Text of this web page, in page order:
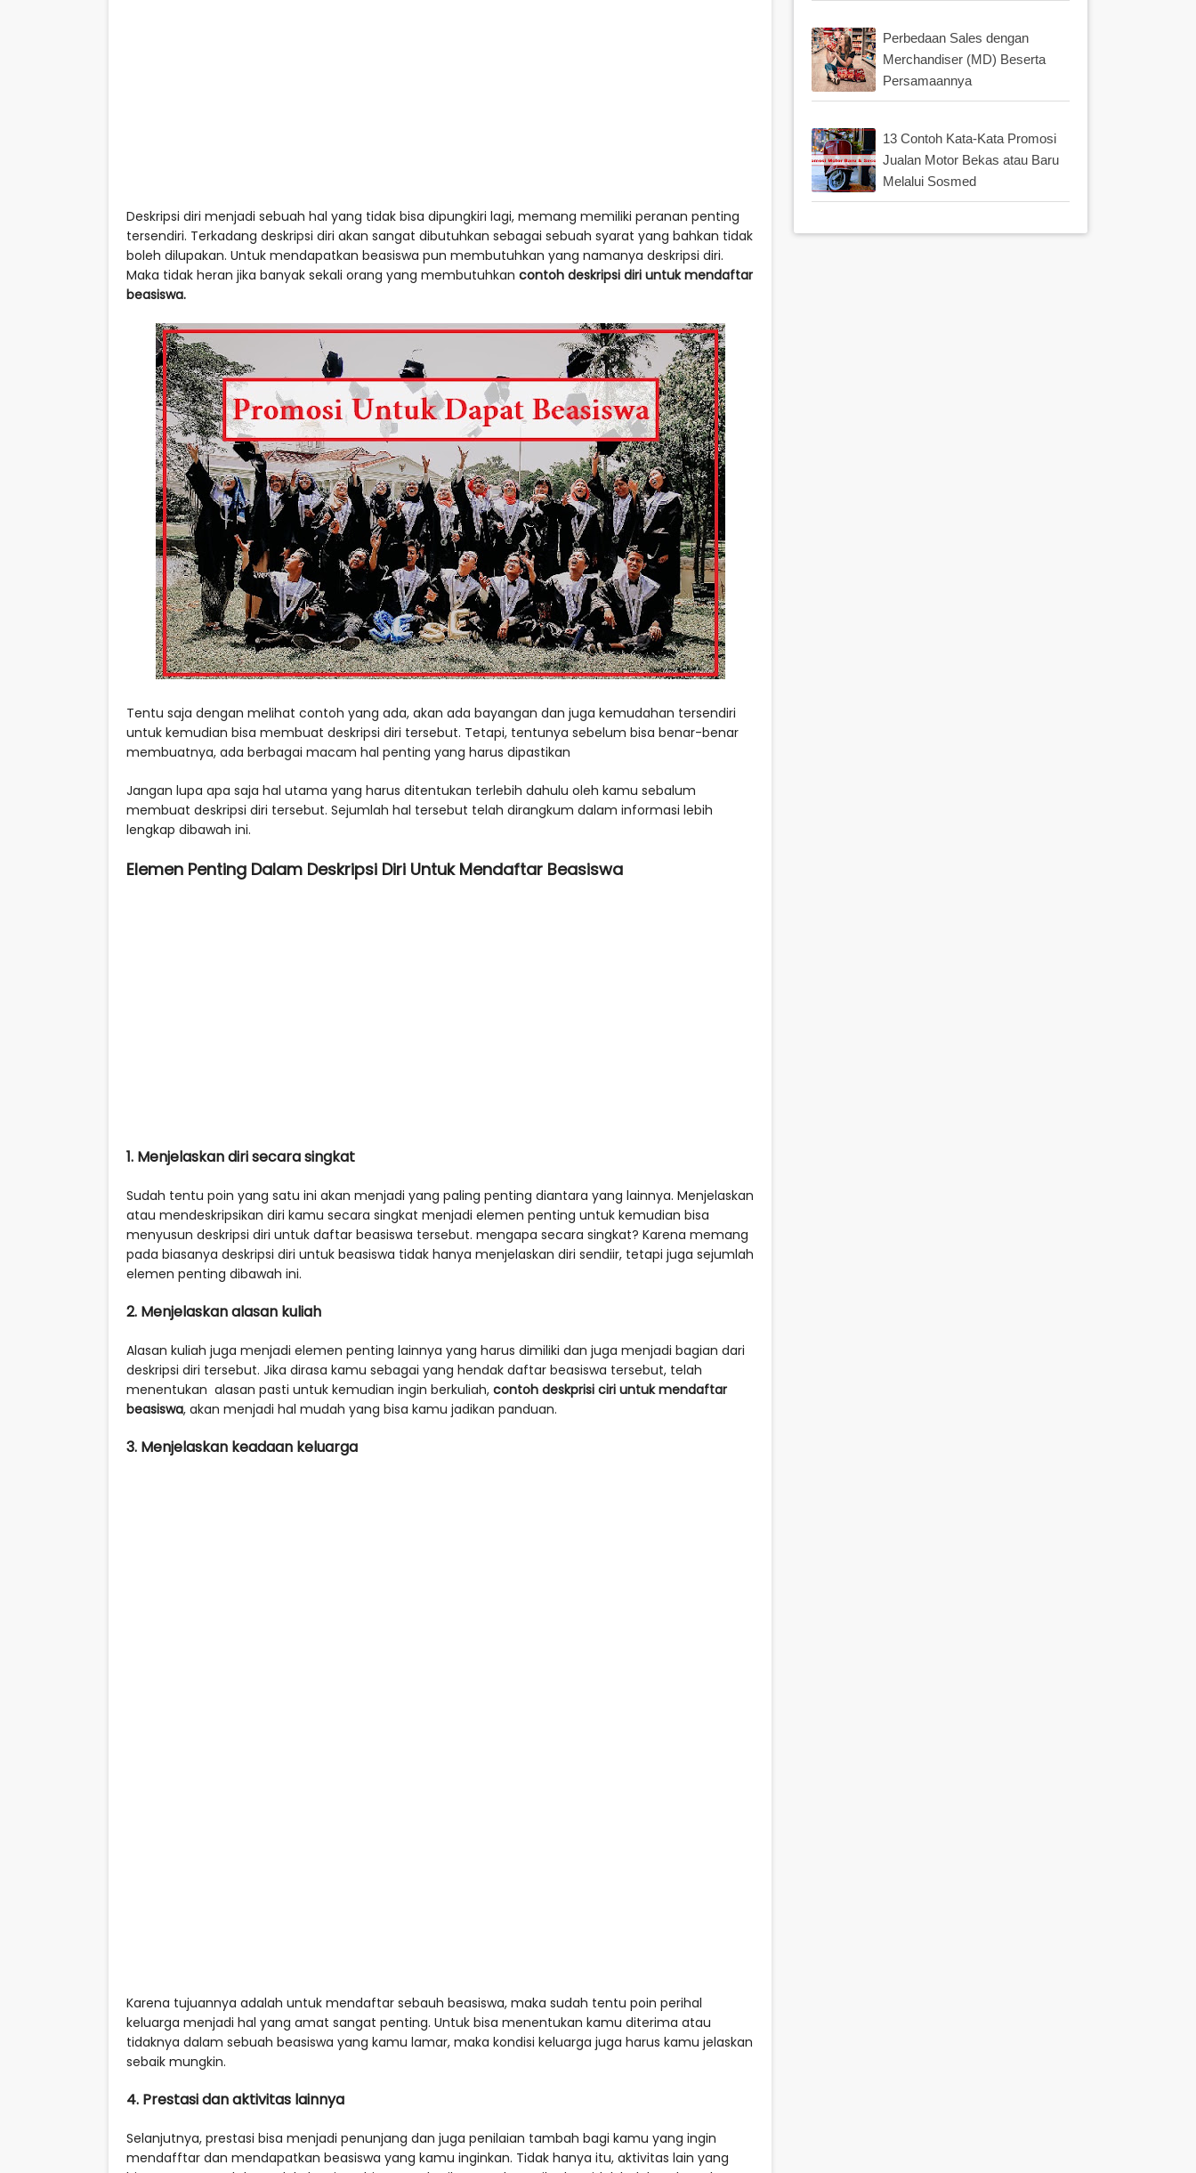
Deskripsi diri menjadi sebuah hal yang tidak bisa dipungkiri lagi, memang memiliki peranan penting
tersendiri. Terkadang deskripsi diri akan sangat dibutuhkan sebagai sebuah syarat yang bahkan tidak
boleh dilupakan. Untuk mendapatkan beasiswa pun membutuhkan yang namanya deskripsi diri.
Maka tidak heran jika banyak sekali orang yang membutuhkan contoh deskripsi diri untuk mendaftar
beasiswa.
Tentu saja dengan melihat contoh yang ada, akan ada bayangan dan juga kemudahan tersendiri
untuk kemudian bisa membuat deskripsi diri tersebut. Tetapi, tentunya sebelum bisa benar-benar
membuatnya, ada berbagai macam hal penting yang harus dipastikan
Jangan lupa apa saja hal utama yang harus ditentukan terlebih dahulu oleh kamu sebalum
membuat deskripsi diri tersebut. Sejumlah hal tersebut telah dirangkum dalam informasi lebih
lengkap dibawah ini.
Elemen Penting Dalam Deskripsi Diri Untuk Mendaftar Beasiswa
1. Menjelaskan diri secara singkat
Sudah tentu poin yang satu ini akan menjadi yang paling penting diantara yang lainnya. Menjelaskan
atau mendeskripsikan diri kamu secara singkat menjadi elemen penting untuk kemudian bisa
menyusun deskripsi diri untuk daftar beasiswa tersebut. mengapa secara singkat? Karena memang
pada biasanya deskripsi diri untuk beasiswa tidak hanya menjelaskan diri sendiir, tetapi juga sejumlah
elemen penting dibawah ini.
2. Menjelaskan alasan kuliah
Alasan kuliah juga menjadi elemen penting lainnya yang harus dimiliki dan juga menjadi bagian dari
deskripsi diri tersebut. Jika dirasa kamu sebagai yang hendak daftar beasiswa tersebut, telah
menentukan alasan pasti untuk kemudian ingin berkuliah, contoh deskprisi ciri untuk mendaftar
beasiswa, akan menjadi hal mudah yang bisa kamu jadikan panduan.
3. Menjelaskan keadaan keluarga
Karena tujuannya adalah untuk mendaftar sebauh beasiswa, maka sudah tentu poin perihal
keluarga menjadi hal yang amat sangat penting. Untuk bisa menentukan kamu diterima atau
tidaknya dalam sebuah beasiswa yang kamu lamar, maka kondisi keluarga juga harus kamu jelaskan
sebaik mungkin.
4. Prestasi dan aktivitas lainnya
Selanjutnya, prestasi bisa menjadi penunjang dan juga penilaian tambah bagi kamu yang ingin
mendafftar dan mendapatkan beasiswa yang kamu inginkan. Tidak hanya itu, aktivitas lain yang
Perbedaan Sales dengan
Merchandiser (MD) Beserta
Persamaannya
13 Contoh Kata-Kata Promosi
Jualan Motor Bekas atau Baru
Melalui Sosmed